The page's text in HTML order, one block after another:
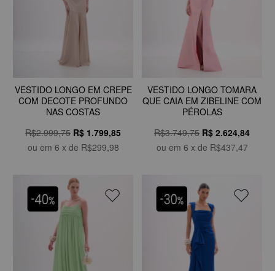
VESTIDO LONGO EM CREPE
COM DECOTE PROFUNDO
NAS COSTAS
R$2.999,75 R$ 1.799,85
ou em 6 x de R$299,98
VESTIDO LONGO TOMARA
QUE CAIA EM ZIBELINE COM
PÉROLAS
R$3.749,75 R$ 2.624,84
ou em 6 x de R$437,47